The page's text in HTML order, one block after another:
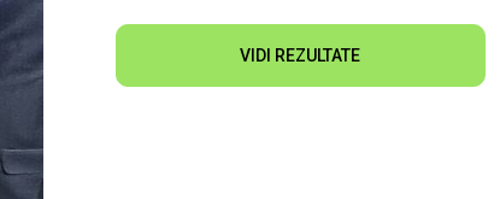
VIDI REZULTATE